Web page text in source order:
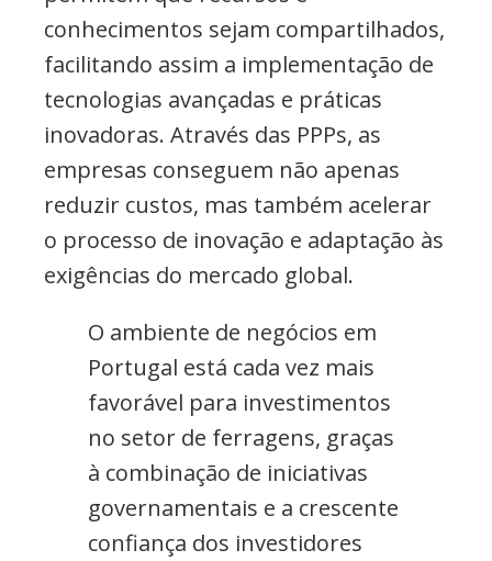
conhecimentos sejam compartilhados,
facilitando assim a implementação de
tecnologias avançadas e práticas
inovadoras. Através das PPPs, as
empresas conseguem não apenas
reduzir custos, mas também acelerar
o processo de inovação e adaptação às
exigências do mercado global.
O ambiente de negócios em
Portugal está cada vez mais
favorável para investimentos
no setor de ferragens, graças
à combinação de iniciativas
governamentais e a crescente
confiança dos investidores